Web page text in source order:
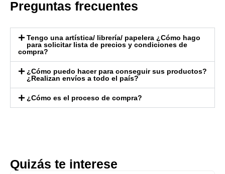
Preguntas frecuentes
Tengo una artística/ librería/ papelera ¿Cómo hago
para solicitar lista de precios y condiciones de
compra?
¿Cómo puedo hacer para conseguir sus productos?
¿Realizan envíos a todo el país?
¿Cómo es el proceso de compra?
Quizás te interese